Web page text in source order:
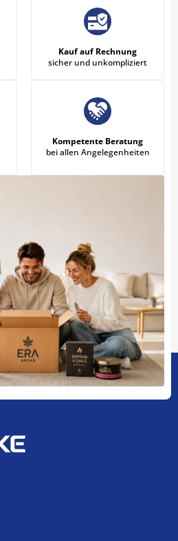
Kauf auf Rechnung
sicher und unkompliziert
Kompetente Beratung
bei allen Angelegenheiten